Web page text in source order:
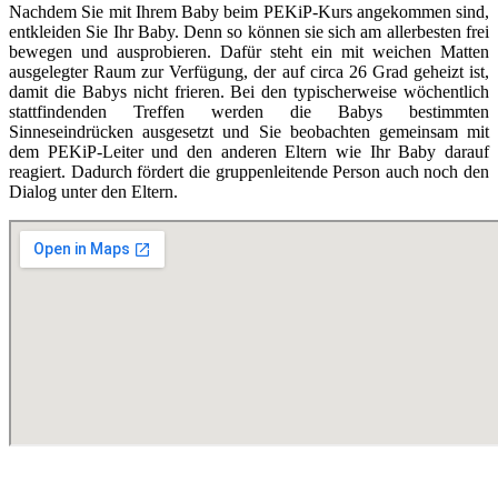
Nachdem Sie mit Ihrem Baby beim PEKiP-Kurs angekommen sind,
entkleiden Sie Ihr Baby. Denn so können sie sich am allerbesten frei
bewegen und ausprobieren. Dafür steht ein mit weichen Matten
ausgelegter Raum zur Verfügung, der auf circa 26 Grad geheizt ist,
damit die Babys nicht frieren. Bei den typischerweise wöchentlich
stattfindenden Treffen werden die Babys bestimmten
Sinneseindrücken ausgesetzt und Sie beobachten gemeinsam mit
dem PEKiP-Leiter und den anderen Eltern wie Ihr Baby darauf
reagiert. Dadurch fördert die gruppenleitende Person auch noch den
Dialog unter den Eltern.